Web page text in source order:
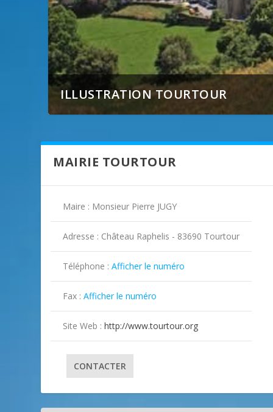
ILLUSTRATION TOURTOUR
ILLUSTRATION TOURTOUR ( 2 )
ILLUSTRATION TOURTOUR ( 3 )
ILLUSTRATION TOURTOUR ( 4 )
ILLUSTRATION TOURTOUR ( 5 )
ILLUSTRATION TOURTOUR ( 6 )
ILLUSTRATION TOURTOUR ( 7 )
ILLUSTRATION TOURTOUR ( 8 )
ILLUSTRATION TOURTOUR ( 9 )
ILLUSTRATION TOURTOUR ( 10 )
ILLUSTRATION TOURTOUR ( 11 )
ILLUSTRATION TOURTOUR ( 12 )
ILLUSTRATION TOURTOUR ( 13 )
MAIRIE TOURTOUR
Maire : Monsieur Pierre JUGY
Adresse : Château Raphelis - 83690 Tourtour
Téléphone :Afficher le numéro
Fax :Afficher le numéro
Site Web :http://www.tourtour.org
CONTACTER